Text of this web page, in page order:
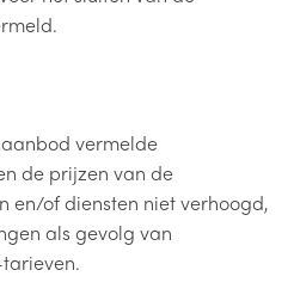
vermelde
de prijzen van de
en/of diensten niet verhoogd,
als gevolg van